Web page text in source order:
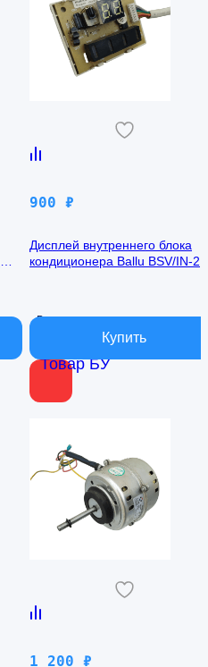
Товар БУ
900 ₽
Дисплей внутреннего блока
кондиционера Ballu BSV/IN-
В наличии
1 200 ₽